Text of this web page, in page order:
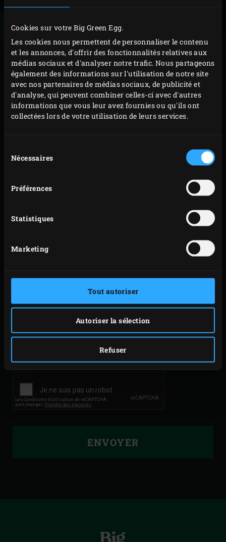
Cookies sur votre Big Green Egg.
Les cookies nous permettent de personnaliser le contenu
et les annonces, d'offrir des fonctionnalités relatives aux
médias sociaux et d'analyser notre trafic. Nous partageons
également des informations sur l'utilisation de notre site
avec nos partenaires de médias sociaux, de publicité et
d'analyse, qui peuvent combiner celles-ci avec d'autres
informations que vous leur avez fournies ou qu'ils ont
collectées lors de votre utilisation de leurs services.
duNécessaires
Préférences
Statistiques
Marketing
Tout autoriser
Autoriser la sélection
Refuser
* Champs obligatoires
S'INSCRIRES'INSCRIRE
PRÉNOM
NOM
ADRESSE E-MAIL
MEILLEURES RECETTES ET NOMBRE DE CONSEILS
ET ASTUCES PRATIQUES RELATIFS À LA CUISINE
SUR L’EGG DANS MA BOÎTE DE RÉCEPTION ! *
ENVOYER